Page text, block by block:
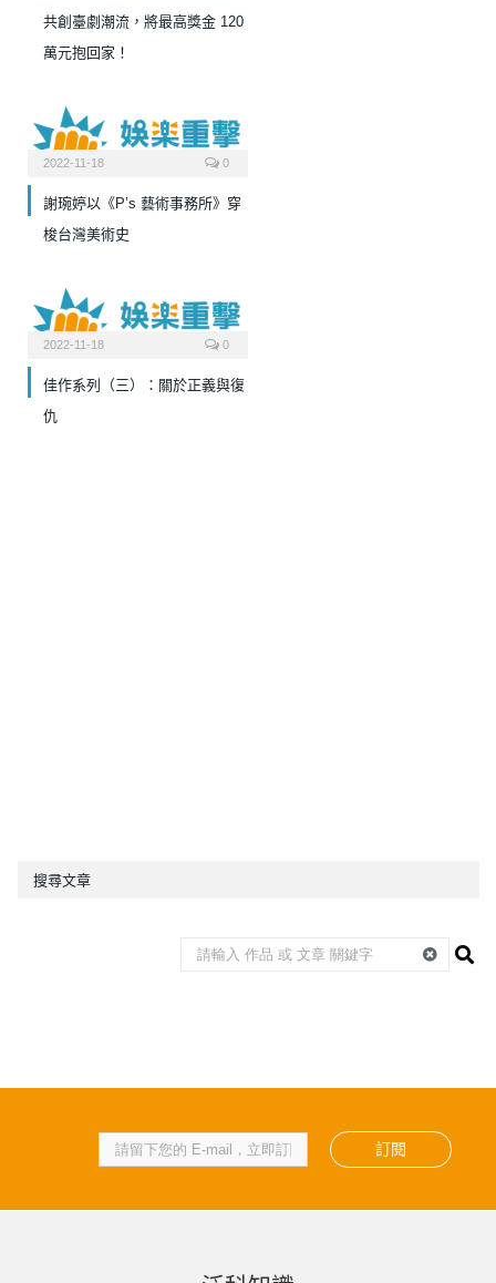
共創臺劇潮流，將最高獎金 120
萬元抱回家！
2022-11-18 0
謝琬婷以《P’s 藝術事務所》穿
梭台灣美術史
2022-11-18 0
佳作系列（三）：關於正義與復
仇
搜尋文章
訂閱